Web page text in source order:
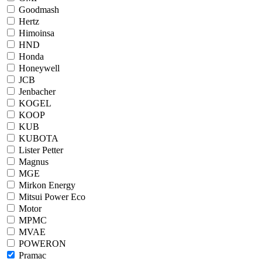
Goodmash
Hertz
Himoinsa
HND
Honda
Honeywell
JCB
Jenbacher
KOGEL
KOOP
KUB
KUBOTA
Lister Petter
Magnus
MGE
Mirkon Energy
Mitsui Power Eco
Motor
MPMC
MVAE
POWERON
Pramac